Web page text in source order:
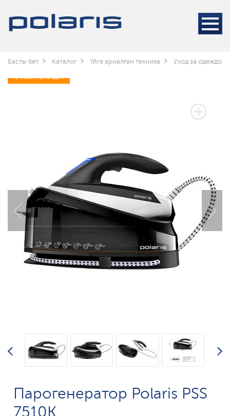
Басты бет Каталог Үйге арналған техника Уход за одеждой
3 ЖЫЛ КЕПІЛДІК
Парогенератор Polaris PSS
7510K